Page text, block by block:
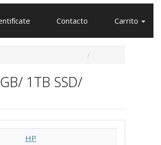
Contacto Carrito
1TB SSD/
HP